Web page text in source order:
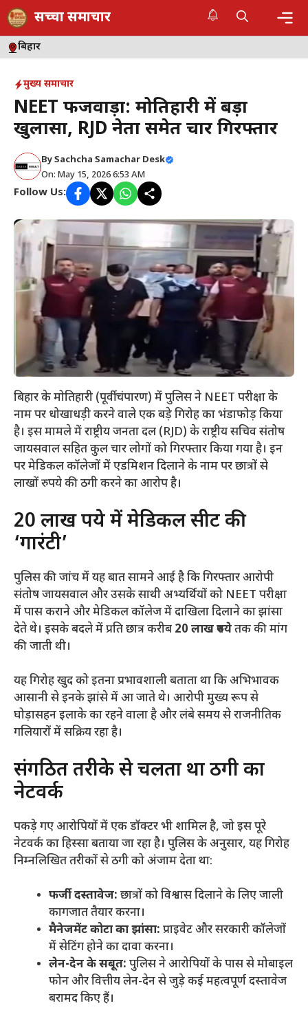
Skip
to
content
सच्चा समाचार
बिहार
मुख्य समाचार
NEET फर्जीवाड़ा: मोतिहारी में बड़ा
खुलासा, RJD नेता समेत चार गिरफ्तार
BySachcha Samachar Desk
On: May 15, 2026 6:53 AM
Follow Us:
बिहार के मोतिहारी (पूर्वी चंपारण) में पुलिस ने NEET परीक्षा के
नाम पर धोखाधड़ी करने वाले एक बड़े गिरोह का भंडाफोड़ किया
है। इस मामले में राष्ट्रीय जनता दल (RJD) के राष्ट्रीय सचिव संतोष
जायसवाल सहित कुल चार लोगों को गिरफ्तार किया गया है। इन
पर मेडिकल कॉलेजों में एडमिशन दिलाने के नाम पर छात्रों से
लाखों रुपये की ठगी करने का आरोप है।
​20 लाख रुपये में मेडिकल सीट की
‘गारंटी’
​पुलिस की जांच में यह बात सामने आई है कि गिरफ्तार आरोपी
संतोष जायसवाल और उसके साथी अभ्यर्थियों को NEET परीक्षा
में पास कराने और मेडिकल कॉलेज में दाखिला दिलाने का झांसा
देते थे। इसके बदले में प्रति छात्र करीब 20 लाख रुपयेतक की मांग
की जाती थी।
​यह गिरोह खुद को इतना प्रभावशाली बताता था कि अभिभावक
आसानी से इनके झांसे में आ जाते थे। आरोपी मुख्य रूप से
घोड़ासहन इलाके का रहने वाला है और लंबे समय से राजनीतिक
गलियारों में सक्रिय रहा है।
​संगठित तरीके से चलता था ठगी का
नेटवर्क
​पकड़े गए आरोपियों में एक डॉक्टर भी शामिल है, जो इस पूरे
नेटवर्क का हिस्सा बताया जा रहा है। पुलिस के अनुसार, यह गिरोह
निम्नलिखित तरीकों से ठगी को अंजाम देता था:
फर्जी दस्तावेज: छात्रों को विश्वास दिलाने के लिए जाली
कागजात तैयार करना।
मैनेजमेंट कोटा का झांसा: प्राइवेट और सरकारी कॉलेजों
में सेटिंग होने का दावा करना।
लेन-देन के सबूत: पुलिस ने आरोपियों के पास से मोबाइल
फोन और वित्तीय लेन-देन से जुड़े कई महत्वपूर्ण दस्तावेज
बरामद किए हैं।